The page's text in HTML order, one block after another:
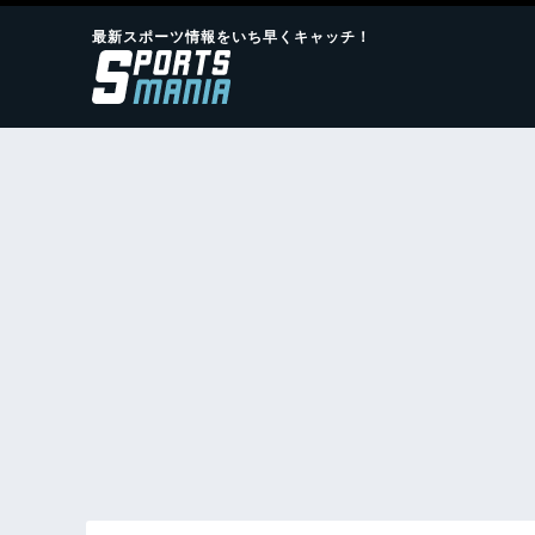
最新スポーツ情報をいち早くキャッチ！